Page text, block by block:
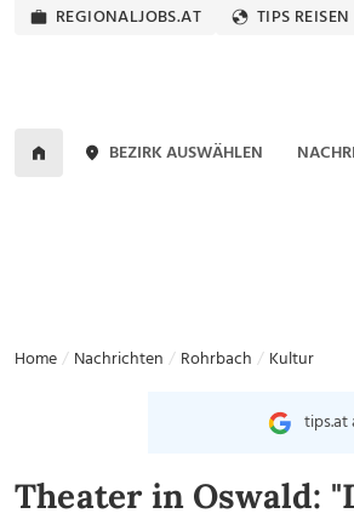
REGIONALJOBS.AT TIPS REISEN
BEZIRK AUSWÄHLEN
Home Nachrichten Rohrbach Kultur
tips.at
Theater in Oswald: